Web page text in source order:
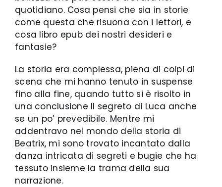
quotidiano. Cosa pensi che sia in storie
come questa che risuona con i lettori, e
cosa libro epub dei nostri desideri e
fantasie?
La storia era complessa, piena di colpi di
scena che mi hanno tenuto in suspense
fino alla fine, quando tutto si è risolto in
una conclusione Il segreto di Luca anche
se un po’ prevedibile. Mentre mi
addentravo nel mondo della storia di
Beatrix, mi sono trovato incantato dalla
danza intricata di segreti e bugie che ha
tessuto insieme la trama della sua
narrazione.